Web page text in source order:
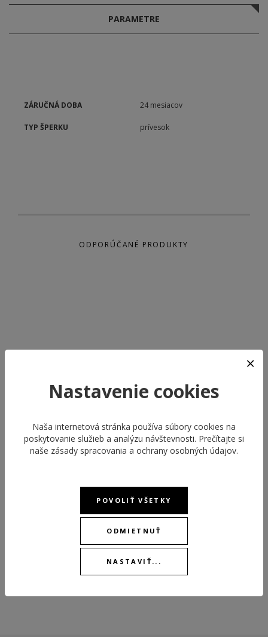
PARAMETRE
ZÁRUČNÁ DOBA 24 mesiacov
TYP ŠPERKU prívesok
ODPORÚČANÉ PRODUKTY
LOTUS STYLE LS1855-2/1
PRIVILEGE
29,00 €
DO 3-5 DNÍ
Nastavenie cookies
Naša internetová stránka používa súbory cookies na
poskytovanie služieb a analýzu návštevnosti. Prečítajte si
naše zásady spracovania a ochrany osobných údajov.
POVOLIŤ VŠETKY
ODMIETNUŤ
NASTAVIŤ...